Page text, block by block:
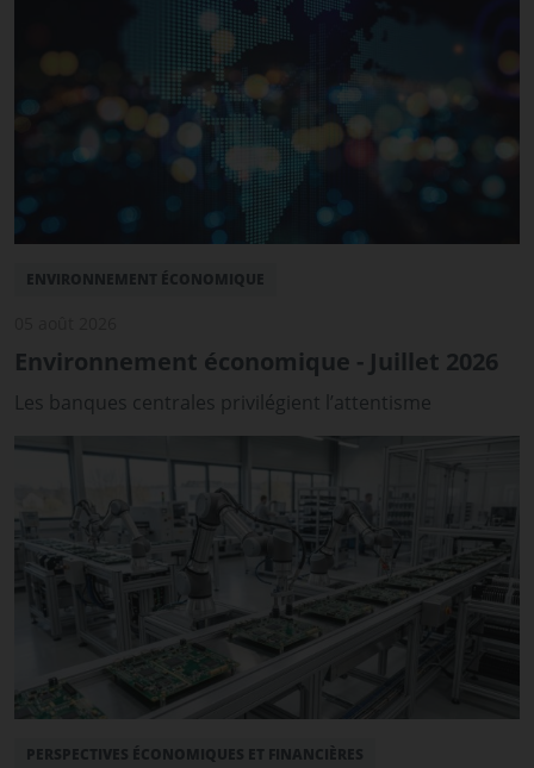
ENVIRONNEMENT ÉCONOMIQUE
Environnement économique - Juillet 2026
Les banques centrales privilégient l’attentisme
PERSPECTIVES ÉCONOMIQUES ET FINANCIÈRES